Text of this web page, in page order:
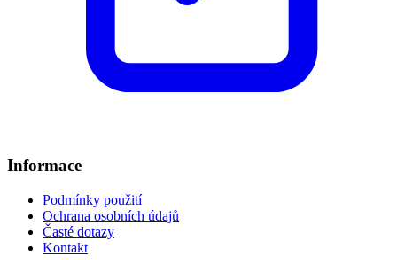
Informace
Podmínky použití
Ochrana osobních údajů
Časté dotazy
Kontakt